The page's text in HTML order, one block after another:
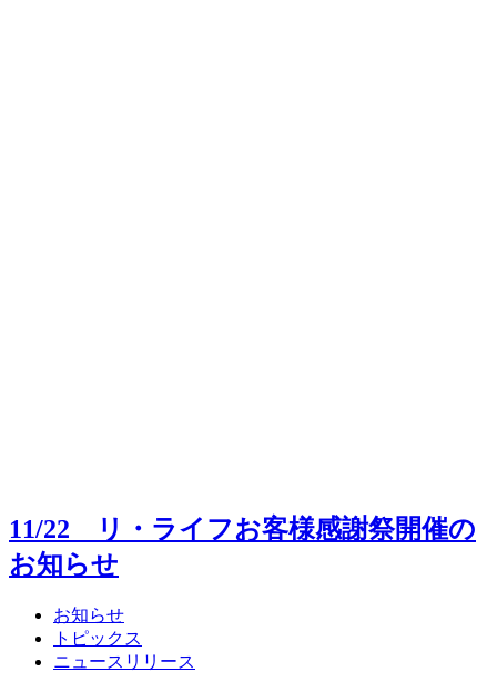
11/22 リ・ライフお客様感謝祭開催の
お知らせ
お知らせ
トピックス
ニュースリリース